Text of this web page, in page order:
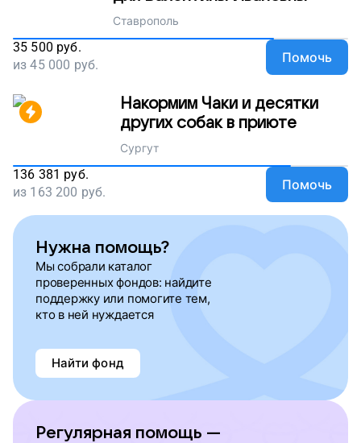
Ставрополь
35 500 руб.
из45 000 руб. Помочь
Накормим Чаки и десятки
других собак в приюте
Сургут
136 381 руб.
из 163 200 руб. Помочь
Нужна помощь?
Мы собрали каталог
проверенных фондов: найдите
поддержку или помогите тем,
кто в ней нуждается
Найти фонд
Регулярная помощь —